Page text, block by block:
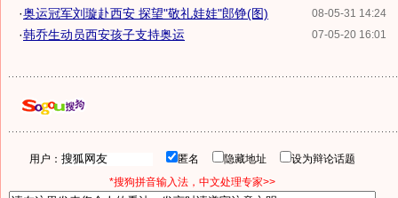
08-05-31 14:24
·奥运冠军刘璇赴西安 探望"敬礼娃娃"郎铮(图)
07-05-20 16:01
·韩乔生动员西安孩子支持奥运
用户： 匿名 隐藏地址
设为辩论话题
*搜狗拼音输入法，中文处理专家>>